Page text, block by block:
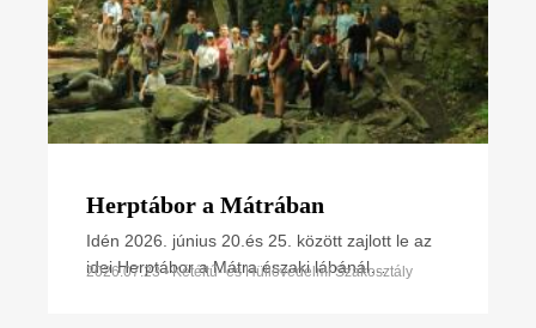
Herptábor a Mátrában
Idén 2026. június 20.és 25. között zajlott le az
idei Herptábor a Mátra északi lábánál
2026.07.23 • Kétéltű- és Hüllővédelmi Szakosztály